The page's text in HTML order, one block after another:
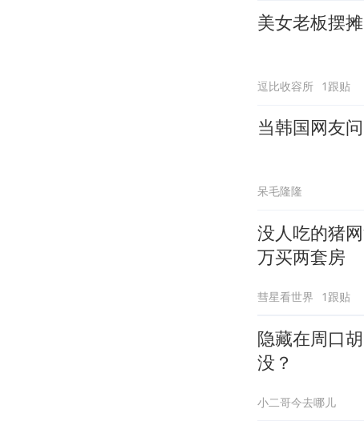
美女老板摆
逗比收容所 1跟贴
当韩国网友
呆毛隆隆
没人吃的猪
万买两套房
彗星看世界 1跟贴
隐藏在周口
没？
小二哥今去哪儿